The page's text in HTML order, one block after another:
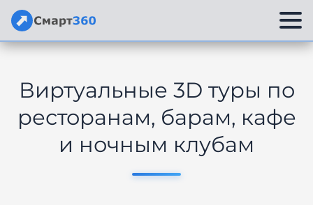
Перейти
содержимому
Виртуальные 3D туры по
ресторанам, барам, кафе
и ночным клубам